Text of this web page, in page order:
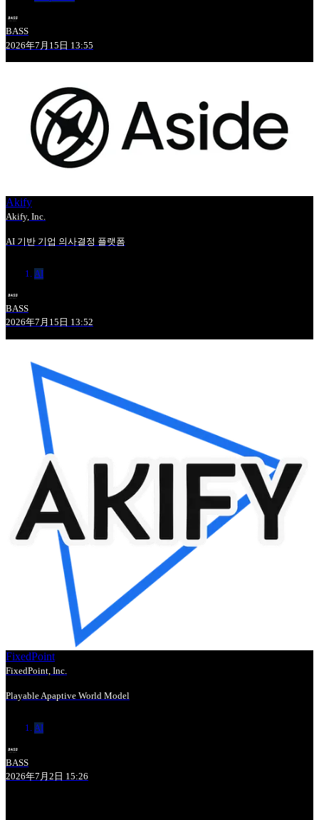
BASS
2026年7月15日 13:55
Akify
Akify, Inc.
AI 기반 기업 의사결정 플랫폼
AI
BASS
2026年7月15日 13:52
FixedPoint
FixedPoint, Inc.
Playable Apaptive World Model
AI
BASS
2026年7月2日 15:26